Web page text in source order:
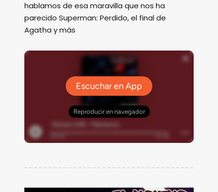
hablamos de esa maravilla que nos ha
parecido Superman: Perdido, el final de
Agatha y más